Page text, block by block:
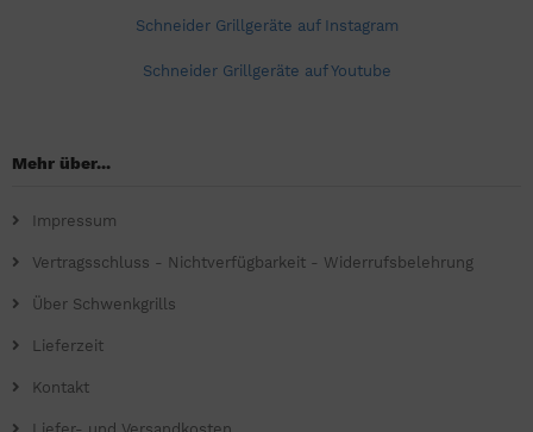
Schneider Grillgeräte auf Instagram
Schneider Grillgeräte auf Youtube
Mehr über...
Impressum
Vertragsschluss - Nichtverfügbarkeit - Widerrufsbelehrung
Über Schwenkgrills
Lieferzeit
Kontakt